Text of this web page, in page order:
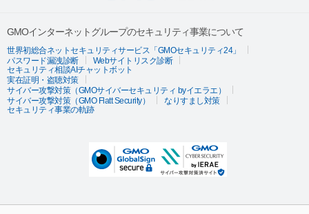
GMOインターネットグループのセキュリティ事業について
世界初総合ネットセキュリティサービス「GMOセキュリティ24」
パスワード漏洩診断
Webサイトリスク診断
セキュリティ相談AIチャットボット
実在証明・盗聴対策
サイバー攻撃対策（GMOサイバーセキュリティ byイエラエ）
サイバー攻撃対策（GMO Flatt Security）
なりすまし対策
セキュリティ事業の軌跡